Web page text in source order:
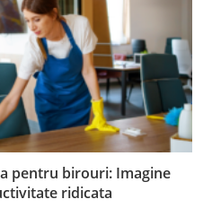
pentru birouri: Imagine
ridicata